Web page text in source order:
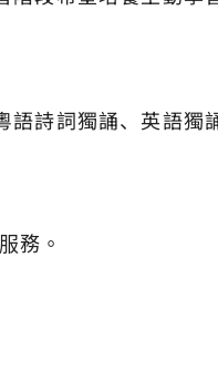
詩詞獨誦、英語獨
務。